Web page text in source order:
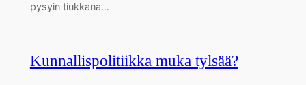
pysyin tiukkana…
Kunnallispolitiikka muka tylsää?